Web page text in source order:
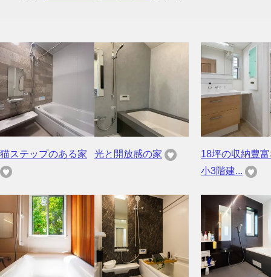
猫ステップのある家 光と開放感の家
18坪の収納豊
小3階建...